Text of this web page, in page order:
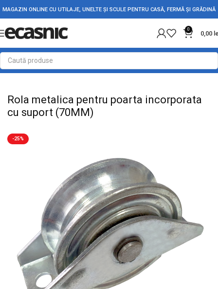
MAGAZIN ONLINE CU UTILAJE, UNELTE ȘI SCULE PENTRU CASĂ, FERMĂ ȘI GRĂDINĂ
0
0,00
Prima pagină Fără categorie
Rola metalica pentru poarta incorporata
cu suport (70MM)
-25%